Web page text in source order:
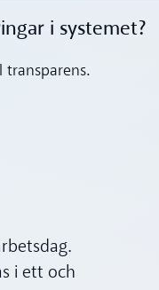
i systemet?‍
transparens.
i ett och